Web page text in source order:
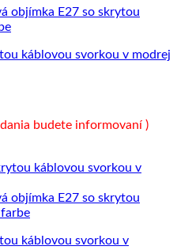
káblovou svorkou v modrej
budete informovaní )
káblovou svorkou v